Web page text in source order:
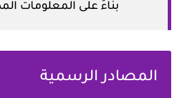
بناءً على المعلومات
المصادر الرسمية